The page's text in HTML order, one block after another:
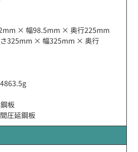
× 幅98.5mm × 奥行225mm
さ325mm × 幅325mm × 奥行
板
圧延鋼板